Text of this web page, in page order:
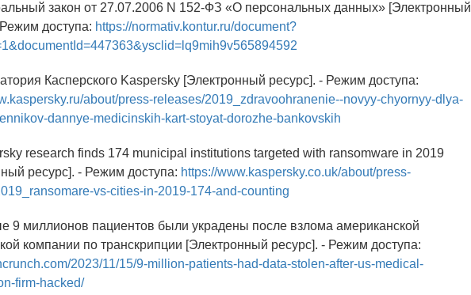
закон от 27.07.2006 N 152-ФЗ «О персональных данных» [Электронный
доступа: https://normativ.kontur.ru/document?
Касперского Kaspersky [Электронный ресурс]. - Режим доступа:
about/press-releases/2019_zdravoohranenie--novyy-chyornyy-dlya-
dannye-medicinskih-kart-stoyat-dorozhe-bankovskih
research finds 174 municipal institutions targeted with ransomware in 2019
ресурс]. - Режим доступа: https://www.kaspersky.co.uk/about/press-
vs-cities-in-2019-174-and-counting
9 миллионов пациентов были украдены после взлома американской
компании по транскрипции [Электронный ресурс]. - Режим доступа:
2023/11/15/9-million-patients-had-data-stolen-after-us-medical-
firm-hacked/